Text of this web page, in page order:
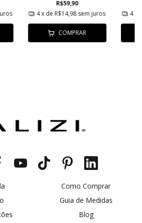
R$59,90
4x de R$14,98sem juros
COMPRAR
4
Como Comprar
Guia de Medidas
Blog